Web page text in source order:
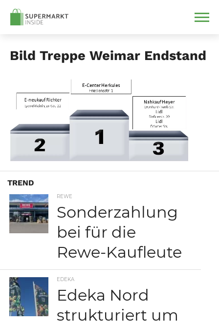
Bild Treppe Weimar Endstand
TREND
REWE
Sonderzahlung
bei für die
Rewe-Kaufleute
EDEKA
Edeka Nord
strukturiert um